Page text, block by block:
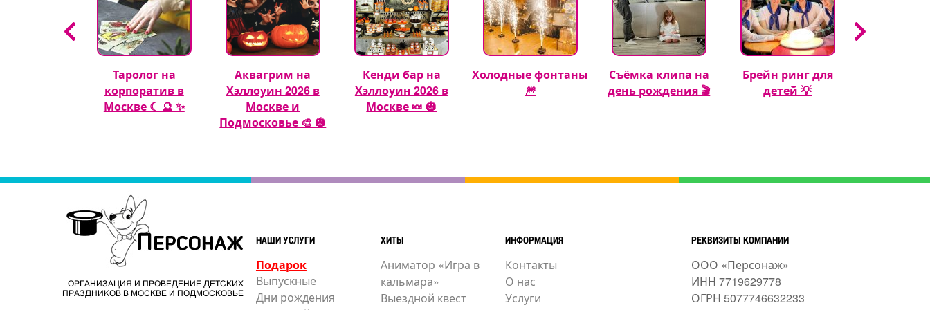
Таролог на
корпоратив в
Москве ☾ 🔮 ✨
Аквагрим на
Хэллоуин 2026 в
Москве и
Подмосковье 🎨 🎃
Кенди бар на
Хэллоуин 2026 в
Москве 🍬 🎃
Холодные фонтаны
🎆
Съёмка клипа на
день рождения 🎬
Брейн ринг для
детей 💡
ОРГАНИЗАЦИЯ И ПРОВЕДЕНИЕ ДЕТСКИХ
ПРАЗДНИКОВ В МОСКВЕ И ПОДМОСКОВЬЕ
НАШИ УСЛУГИ
Подарок
Выпускные
Дни рождения
ХИТЫ
Аниматор «Игра в
кальмара»
Выездной квест
ИНФОРМАЦИЯ
Контакты
О нас
Услуги
РЕКВИЗИТЫ КОМПАНИИ
ООО «Персонаж»
ИНН 7719629778
ОГРН 5077746632233